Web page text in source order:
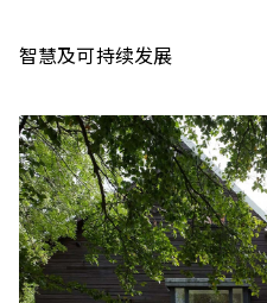
智慧及可持续发展